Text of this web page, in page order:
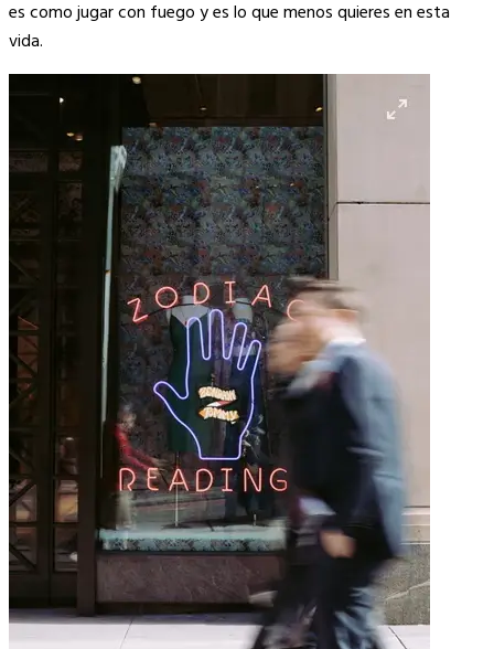
es como jugar con fuego y es lo que menos quieres en esta
vida.